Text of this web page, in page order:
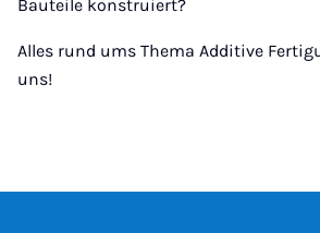
Bauteile konstruiert?
Alles rund ums Thema Additive
uns!